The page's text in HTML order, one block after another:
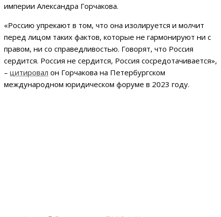
империи Александра Горчакова.
«Россию упрекают в том, что она изолируется и молчит
перед лицом таких фактов, которые не гармонируют ни с
правом, ни со справедливостью. Говорят, что Россия
сердится. Россия не сердится, Россия сосредотачивается»,
– цитировал он Горчакова на Петербургском
международном юридическом форуме в 2023 году.